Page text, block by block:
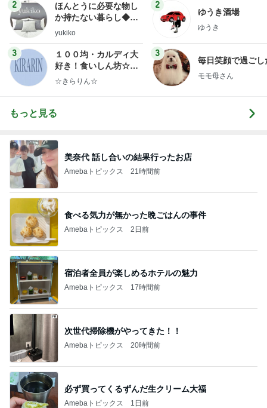
2
ほんとうに必要な物し
か持たない暮らし◆Ke
ep Life Simple◆〜イ
yukiko
3
１００均・カルディ大
好き！食いしん坊☆き
らりん☆のブログ
☆きらりん☆
2
ゆうき酒場
ゆうき
3
毎日笑顔で過ごし
モモ母さん
もっと見る
美奈代 話し合いの結果行ったお店
Amebaトピックス 21時間前
食べる気力が無かった晩ごはんの事件
Amebaトピックス 2日前
宿泊者全員が楽しめるホテルの魅力
Amebaトピックス 17時間前
次世代掃除機がやってきた！！
Amebaトピックス 20時間前
必ず買ってくるずんだ生クリーム大福
Amebaトピックス 1日前